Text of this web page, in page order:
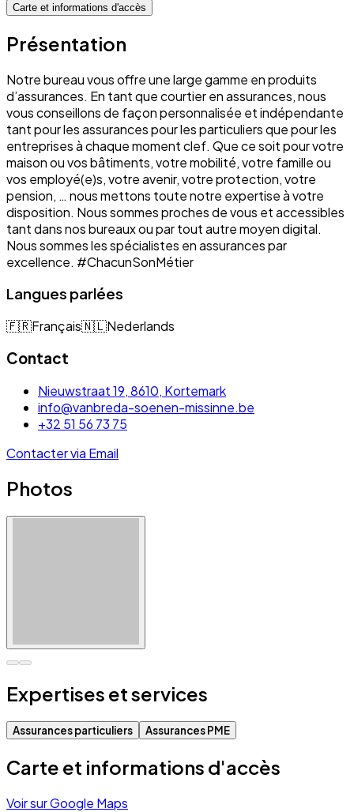
Carte et informations d'accès
Présentation
Notre bureau vous offre une large gamme en produits
d’assurances. En tant que courtier en assurances, nous
vous conseillons de façon personnalisée et indépendante
tant pour les assurances pour les particuliers que pour les
entreprises à chaque moment clef. Que ce soit pour votre
maison ou vos bâtiments, votre mobilité, votre famille ou
vos employé(e)s, votre avenir, votre protection, votre
pension, … nous mettons toute notre expertise à votre
disposition. Nous sommes proches de vous et accessibles
tant dans nos bureaux ou par tout autre moyen digital.
Nous sommes les spécialistes en assurances par
excellence. #ChacunSonMétier
Langues parlées
🇫🇷Français🇳🇱Nederlands
Contact
Nieuwstraat 19, 8610, Kortemark
info@vanbreda-soenen-missinne.be
+32 51 56 73 75
Contacter via Email
Photos
Expertises et services
Assurances particuliers Assurances PME
Carte et informations d'accès
Voir sur Google Maps